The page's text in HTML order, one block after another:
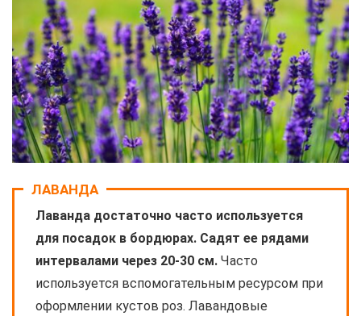
ЛАВАНДА
Лаванда достаточно часто используется
для посадок в бордюрах. Садят ее рядами
интервалами через 20-30 см. Часто
используется вспомогательным ресурсом при
оформлении кустов роз. Лавандовые